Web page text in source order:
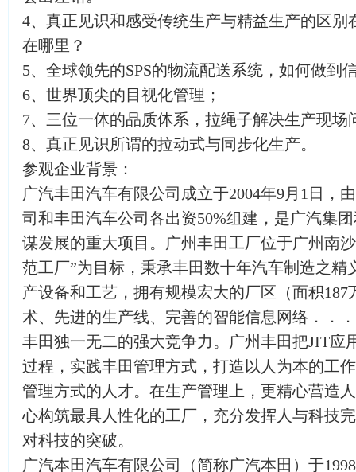
4、真正见识和感受传统生产与精益生产的区别
在哪里？
5、全球领先的SPS的物流配送系统，如何做到
6、世界顶尖的目视化管理；
7、三位一体的品质体系，拉绳子解决生产现场
8、真正见识所谓的拉动式与同步化生产。
参观企业背景：
广汽丰田汽车有限公司成立于2004年9月1日，
司和丰田汽车公司各出资50%组建，是广汽集
谋发展的重大项目。广州丰田工厂位于广州南
范工厂”为目标，秉承丰田数十年汽车制造之精
产设备和工艺，拥有规模宏大的厂区（面积
术、先进的生产线、完善的智能信息网络．．
丰田独一无二的强大竞争力。广州丰田把JIT应
过程，实践丰田管理方式，打造以人为本的工
管理方式的人才。在生产管理上，更精心营造
心构筑最具人性化的工厂，充分发挥人与科技
对科技的突破。
广汽本田汽车有限公司（简称广汽本田）于